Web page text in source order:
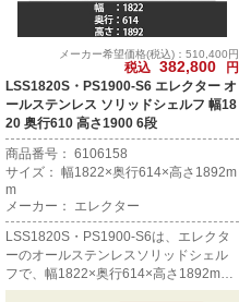
メーカー希望価格(税込)：510,400円
税込 382,800
円
LSS1820S・PS1900-S6 エレクター オ
ールステンレス ソリッドシェルフ 幅18
20 奥行610 高さ1900 6段
商品番号： 6106158
サイズ： 幅1822×奥行614×高さ1892m
m
メーカー： エレクター
LSS1820S・PS1900-S6は、エレクタ
ーのオールステンレスソリッドシェル
フで、幅1822×奥行614×高さ1892mm
の6段です。